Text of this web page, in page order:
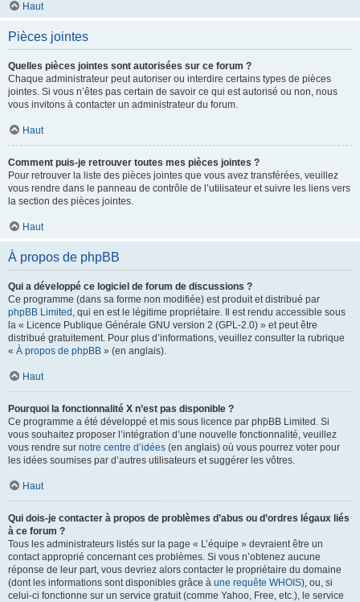
Haut
Pièces jointes
Quelles pièces jointes sont autorisées sur ce forum ?
Chaque administrateur peut autoriser ou interdire certains types de pièces
jointes. Si vous n’êtes pas certain de savoir ce qui est autorisé ou non, nous
vous invitons à contacter un administrateur du forum.
Haut
Comment puis-je retrouver toutes mes pièces jointes ?
Pour retrouver la liste des pièces jointes que vous avez transférées, veuillez
vous rendre dans le panneau de contrôle de l’utilisateur et suivre les liens vers
la section des pièces jointes.
Haut
À propos de phpBB
Qui a développé ce logiciel de forum de discussions ?
Ce programme (dans sa forme non modifiée) est produit et distribué par
phpBB Limited , qui en est le légitime propriétaire. Il est rendu accessible sous
la « Licence Publique Générale GNU version 2 (GPL-2.0) » et peut être
distribué gratuitement. Pour plus d’informations, veuillez consulter la rubrique
« À propos de phpBB » (en anglais).
Haut
Pourquoi la fonctionnalité X n’est pas disponible ?
Ce programme a été développé et mis sous licence par phpBB Limited. Si
vous souhaitez proposer l’intégration d’une nouvelle fonctionnalité, veuillez
vous rendre sur notre centre d’idées (en anglais) où vous pourrez voter pour
les idées soumises par d’autres utilisateurs et suggérer les vôtres.
Haut
Qui dois-je contacter à propos de problèmes d’abus ou d’ordres légaux liés
à ce forum ?
Tous les administrateurs listés sur la page « L’équipe » devraient être un
contact approprié concernant ces problèmes. Si vous n’obtenez aucune
réponse de leur part, vous devriez alors contacter le propriétaire du domaine
(dont les informations sont disponibles grâce à une requête WHOIS), ou, si
celui-ci fonctionne sur un service gratuit (comme Yahoo, Free, etc.), le service